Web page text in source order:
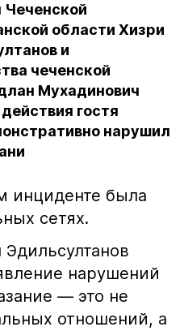
Чеченской
области Хизри
и
чеченской
Мухадинович
гостя
нарушил
инциденте была
сетях.
нарушений
— это не
отношений, а